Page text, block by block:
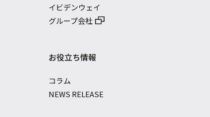
イビデンウェイ
グループ会社
お役立ち情報
コラム
NEWS RELEASE